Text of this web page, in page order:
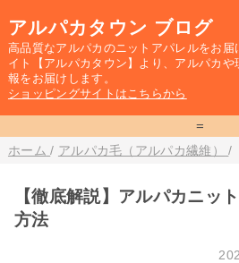
アルパカタウン ブログ
高品質なアルパカのニットアパレルをお
イト【アルパカタウン】より、アルパカ
報をお届けします。
ショッピングサイトはこちらから
=
ホーム / アルパカ毛（アルパカ繊維） /
【徹底解説】アルパカニッ
方法